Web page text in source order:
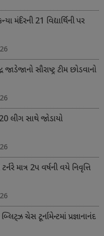
મંદિરની 21 વિદ્યાર્થિની પર
સૌરાષ્ટ્ર ટીમ છોડવાનો
લીગ સાથે જોડાયો
માત્ર 2પ વર્ષની વયે નિવૃત્તિ
ચેસ ટૂર્નામેન્ટમાં પ્રજ્ઞાનાનંદ